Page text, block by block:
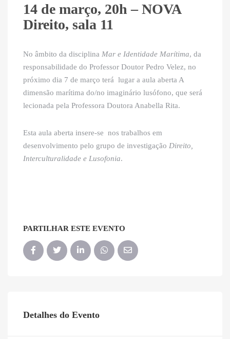
14 de março, 20h – NOVA
Direito, sala 11
No âmbito da disciplina Mar e Identidade Marítima, da
responsabilidade do Professor Doutor Pedro Velez, no
próximo dia 7 de março terá lugar a aula aberta A
dimensão marítima do/no imaginário lusófono, que será
lecionada pela Professora Doutora Anabella Rita.
Esta aula aberta insere-se nos trabalhos em
desenvolvimento pelo grupo de investigação Direito,
Interculturalidade e Lusofonia.
PARTILHAR ESTE EVENTO
Detalhes do Evento